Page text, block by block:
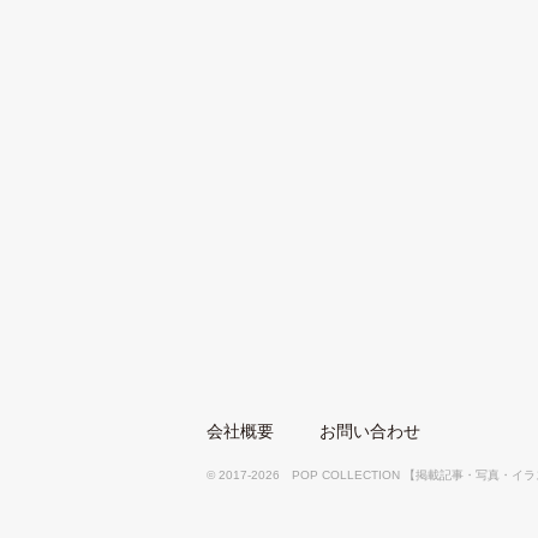
会社概要 お問い合わせ
© 2017-2026 POP COLLECTION 【掲載記事・写真・イラ